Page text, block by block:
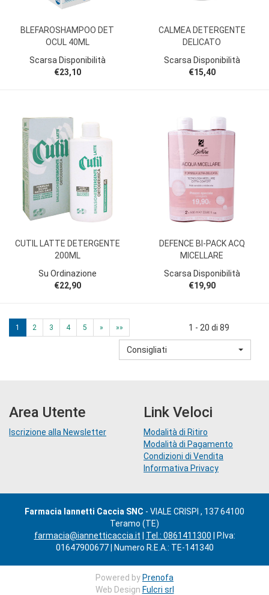
BLEFAROSHAMPOO DET
OCUL 40ML
Scarsa Disponibilità
€23,10
CALMEA DETERGENTE
DELICATO
Scarsa Disponibilità
€15,40
CUTIL LATTE DETERGENTE
200ML
Su Ordinazione
€22,90
DEFENCE BI-PACK ACQ
MICELLARE
Scarsa Disponibilità
€19,90
1 2 3 4 5 » »» 1 - 20 di 89
Consigliati
Area Utente
Iscrizione alla Newsletter
Link Veloci
Modalità di Ritiro
Modalità di Pagamento
Condizioni di Vendita
Informativa Privacy
Farmacia Iannetti Caccia SNC - VIALE CRISPI , 137 64100
Teramo (TE)
farmacia@iannetticaccia.it | Tel.: 0861411300 | P.Iva:
01647900677 | Numero R.E.A.: TE-141340
Powered byPrenofa
Web Design Fulcri srl